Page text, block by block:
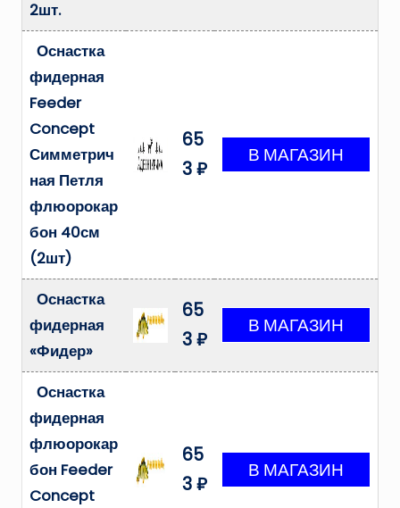
2шт.
Оснастка
фидерная
Feeder
Concept
Симметрич
ная Петля
флюорокар
бон 40см
(2шт)
65
3 ₽
Оснастка
фидерная
«Фидер»
65
3 ₽
Оснастка
фидерная
флюорокар
бон Feeder
Concept
65
3 ₽